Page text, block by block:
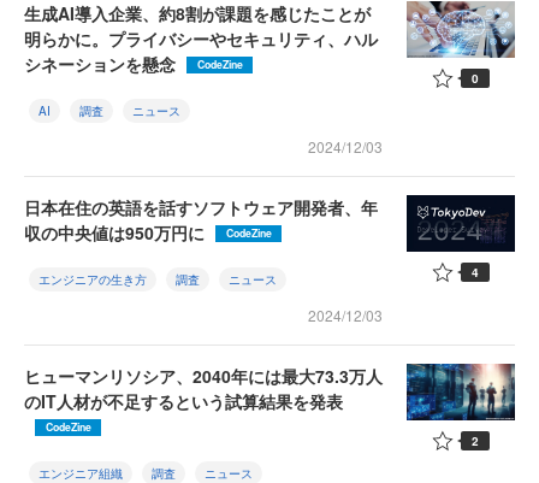
生成AI導入企業、約8割が課題を感じたことが
明らかに。プライバシーやセキュリティ、ハル
シネーションを懸念
CodeZine
AI 調査 ニュース
2024/12/03
0
日本在住の英語を話すソフトウェア開発者、年
収の中央値は950万円に
CodeZine
エンジニアの生き方 調査 ニュース
2024/12/03
4
ヒューマンリソシア、2040年には最大73.3万人
のIT人材が不足するという試算結果を発表
CodeZine
エンジニア組織 調査 ニュース
2